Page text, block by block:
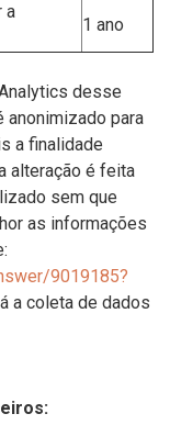
a
1 ano
desse
anonimizado para
a finalidade
alteração é feita
sem que
as informações
9019185?
a coleta de dados